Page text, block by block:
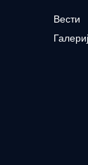
Вести